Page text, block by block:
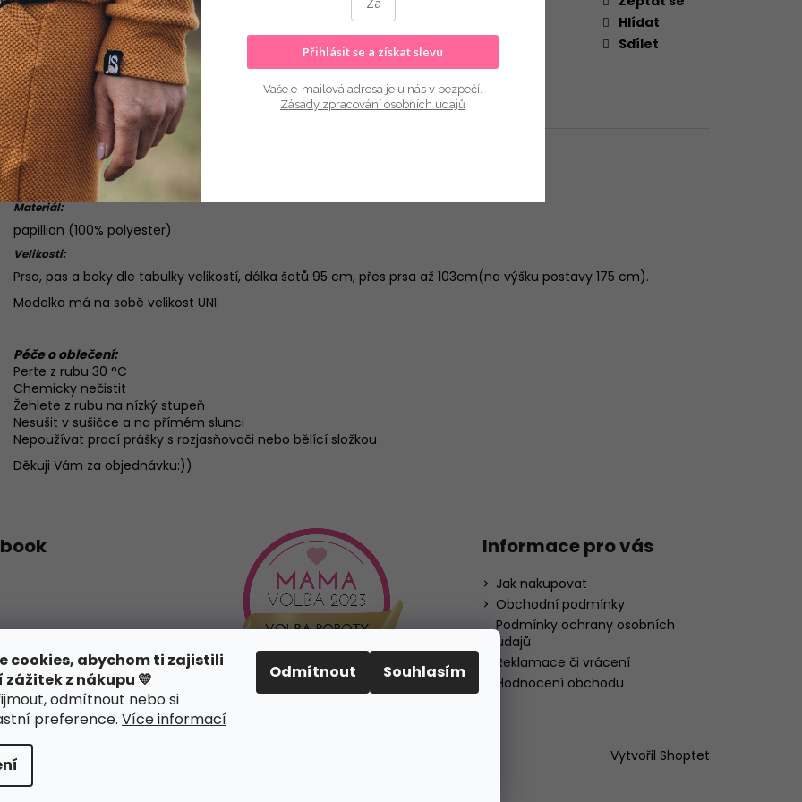
cookies, abychom ti zajistili
zážitek z nákupu 💛
odmítnout nebo si
preference. Více informací
Odmítnout Souhlasím
Hlídat
Sdílet
Popis Hodnocení
Popis produktu:
Krásné šaty v barvě zelené s páskem
Materiál:
papillion (100% polyester)
Velikosti:
Prsa, pas a boky dle tabulky velikostí, délka šatů 95 cm, přes prsa až 103cm(na výšku postavy 175 cm).
Modelka má na sobě velikost UNI.
Péče o oblečení:
Perte z rubu 30 °C
Chemicky nečistit
Žehlete z rubu na nízký stupeň
Nesušit v sušičce a na přímém slunci
Nepoužívat prací prášky s rozjasňovači nebo bělící složkou
Děkuji Vám za objednávku:))
Informace pro vás
Jak nakupovat
Obchodní podmínky
Podmínky ochrany osobních
údajů
Reklamace či vrácení
Hodnocení obchodu
Vytvořil Shoptet
Upravit nastavení cookies
Přihlásit se a získat slevu
Vaše e-mailová adresa je u nás v bezpečí.
Zásady zpracování osobních údajů